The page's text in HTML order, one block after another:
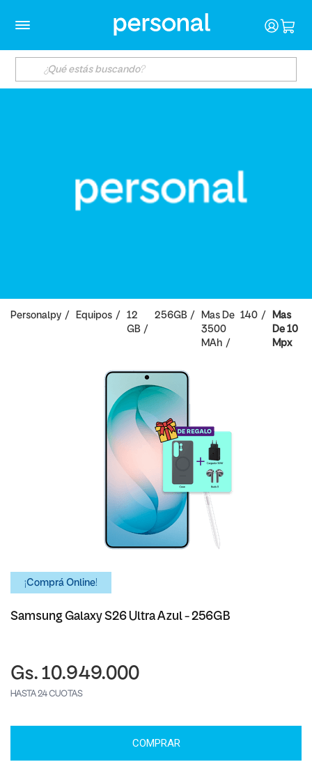
Personalpy Equipos
12
GB
256GB
Mas De
3500
MAh
140
Mas
De 10
Mpx
¡Comprá Online!
Samsung Galaxy S26 Ultra Azul - 256GB
Gs. 10.949.000
HASTA 24 CUOTAS
COMPRAR